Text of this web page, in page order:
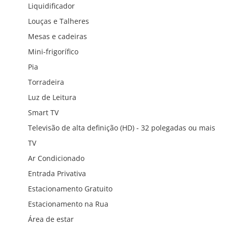
Liquidificador
Louças e Talheres
Mesas e cadeiras
Mini-frigorífico
Pia
Torradeira
Luz de Leitura
Smart TV
Televisão de alta definição (HD) - 32 polegadas ou mais
TV
Ar Condicionado
Entrada Privativa
Estacionamento Gratuito
Estacionamento na Rua
Área de estar